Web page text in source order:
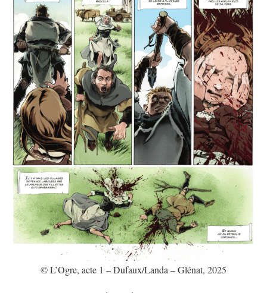
© L’Ogre, acte 1 – Dufaux/Landa – Glénat, 2025